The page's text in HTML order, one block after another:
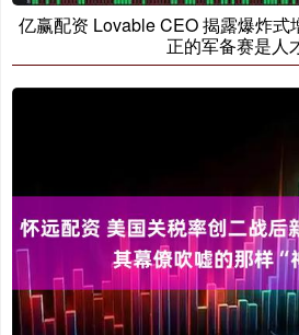
亿赢配资 Lovable CEO 揭露爆炸式
正的军备赛是人